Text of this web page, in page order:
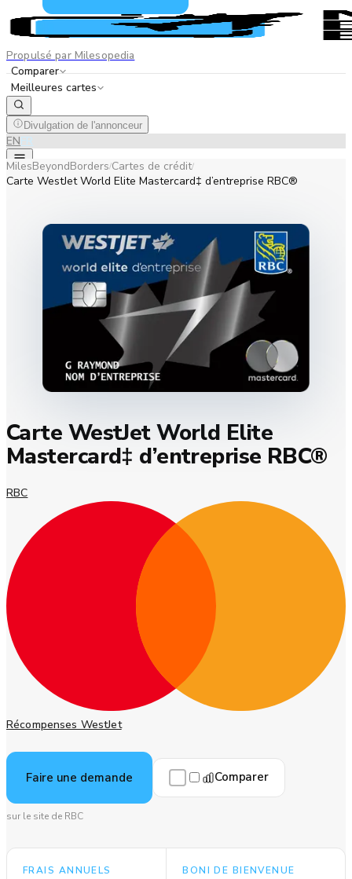
Propulsé par Milesopedia
Comparer
Meilleures cartes
Divulgation de l'annonceur
ENFR
MilesBeyondBorders/Cartes de crédit/
Carte WestJet World Elite Mastercard‡ d’entreprise RBC®
Carte WestJet World Elite
Mastercard‡ d’entreprise RBC®
RBC
Récompenses WestJet
Faire une demande Comparer
sur le site de RBC
FRAIS ANNUELS BONI DE BIENVENUE